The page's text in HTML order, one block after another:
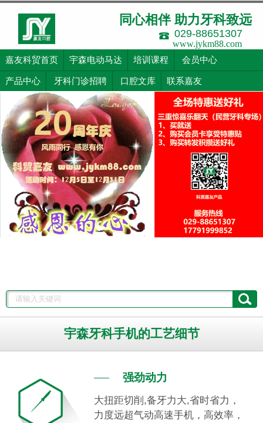
029-88651307
同心相伴 助力牙科致远
www.jykm88.com
嘉友科贸首页
宇森电动马达 培训课程 会员中心
产品中心 牙科门诊招聘 口腔文库 联系嘉友
宇森牙科手机的工艺细节
强劲动力
大扭距切削,备牙力大,省时省力，
力度远超气动高速手机，高效率，